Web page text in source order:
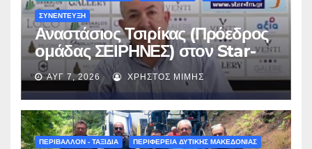
ΣΥΝΕΝΤΕΥΞΗ
Αναστάσιος Τσιρίκας (Πρόεδρος
ομάδας ΣΕΙΡΗΝΕΣ) στον Star-
fm 93.3: «Το όνειρο έγινε
πραγματικότητα – Σας
περιμένουμε όλους το Σάββατο
στη Μυρσίνα Γρεβενών !» –
(audio)
ΑΥΓ 7, 2026 ΧΡΉΣΤΟΣ ΜΊΜΗΣ
ΠΕΡΙΒΑΛΛΟΝ - ΤΑΞΙΔΙΑ ΠΕΡΙΦΕΡΕΙΑ ΔΥΤΙΚΗΣ ΜΑΚΕΔΟΝΙΑΣ